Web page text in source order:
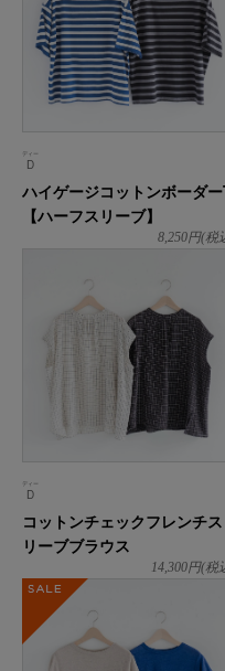
D
ディー
ハイゲージコットンボーダ
【ハーフスリーブ】
8,250円(税
D
ディー
コットンチェックフレンチス
リーブブラウス
14,300円(税